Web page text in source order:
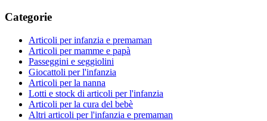
Categorie
Articoli per infanzia e premaman
Articoli per mamme e papà
Passeggini e seggiolini
Giocattoli per l'infanzia
Articoli per la nanna
Lotti e stock di articoli per l'infanzia
Articoli per la cura del bebè
Altri articoli per l'infanzia e premaman